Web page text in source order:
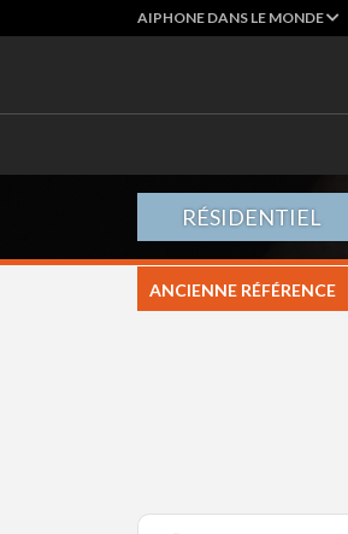
AIPHONE DANS LE MONDE
RÉSIDENTIEL
ANCIENNE RÉFÉRENCE